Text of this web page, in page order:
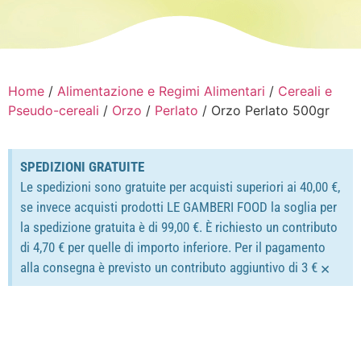
Home / Alimentazione e Regimi Alimentari / Cereali e
Pseudo-cereali / Orzo / Perlato / Orzo Perlato 500gr
SPEDIZIONI GRATUITE
Le spedizioni sono gratuite per acquisti superiori ai 40,00 €,
se invece acquisti prodotti LE GAMBERI FOOD la soglia per
la spedizione gratuita è di 99,00 €. È richiesto un contributo
di 4,70 € per quelle di importo inferiore. Per il pagamento
alla consegna è previsto un contributo aggiuntivo di 3 € ×